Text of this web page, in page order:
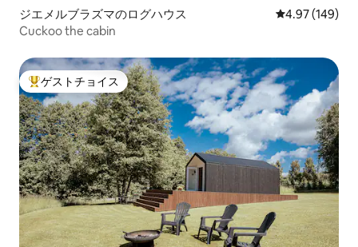
ジエメルブラズマのログハウス レビュー149
4.97 (149)
Cuckoo the cabin
大好評のゲストチョイスです。
ゲストチョイス